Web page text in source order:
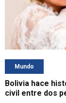
Mundo
Bolivia hace
civil entre dos